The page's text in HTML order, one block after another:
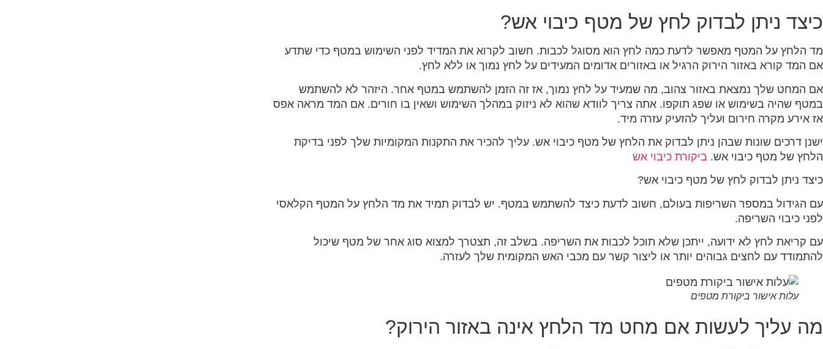
כיצד ניתן לבדוק לחץ של מטף כיבוי אש?
מד הלחץ על המטף מאפשר לדעת כמה לחץ הוא מסוגל לכבות. חשוב לקרוא את המדיד לפני השימוש במטף כדי שתדע
אם המד קורא באזור הירוק הרגיל או באזורים אדומים המעידים על לחץ נמוך או ללא לחץ.
אם המחט שלך נמצאת באזור צהוב, מה שמעיד על לחץ נמוך, אז זה הזמן להשתמש במטף אחר. היזהר לא להשתמש
במטף שהיה בשימוש או שפג תוקפו. אתה צריך לוודא שהוא לא ניזוק במהלך השימוש ושאין בו חורים. אם המד מראה אפס
אז אירע מקרה חירום ועליך להזעיק עזרה מיד.
ישנן דרכים שונות שבהן ניתן לבדוק את הלחץ של מטף כיבוי אש. עליך להכיר את התקנות המקומיות שלך לפני בדיקת
הלחץ של מטף כיבוי אש. ביקורת כיבוי אש
כיצד ניתן לבדוק לחץ של מטף כיבוי אש?
עם הגידול במספר השריפות בעולם, חשוב לדעת כיצד להשתמש במטף. יש לבדוק תמיד את מד הלחץ על המטף הקלאסי
לפני כיבוי השריפה.
עם קריאת לחץ לא ידועה, ייתכן שלא תוכל לכבות את השריפה. בשלב זה, תצטרך למצוא סוג אחר של מטף שיכול
להתמודד עם לחצים גבוהים יותר או ליצור קשר עם מכבי האש המקומית שלך לעזרה.
עלות אישור ביקורת מטפים
מה עליך לעשות אם מחט מד הלחץ אינה באזור הירוק?